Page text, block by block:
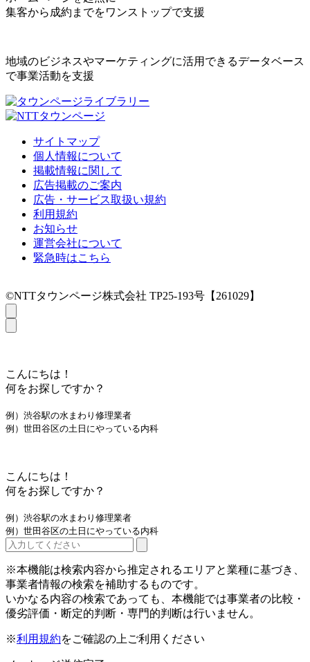
集客から成約までをワンストップで支援
地域のビジネスやマーケティングに活用できるデータベース
で事業活動を支援
サイトマップ
個人情報について
掲載情報に関して
広告掲載のご案内
広告・サービス取扱い規約
利用規約
お知らせ
運営会社について
緊急時はこちら
©NTTタウンページ株式会社 TP25-193号【261029】
こんにちは！
何をお探しですか？
例）渋谷駅の水まわり修理業者
例）世田谷区の土日にやっている内科
こんにちは！
何をお探しですか？
例）渋谷駅の水まわり修理業者
例）世田谷区の土日にやっている内科
※本機能は検索内容から推定されるエリアと業種に基づき、
事業者情報の検索を補助するものです。
いかなる内容の検索であっても、本機能では事業者の比較・
優劣評価・断定的判断・専門的判断は行いません。
※利用規約をご確認の上ご利用ください